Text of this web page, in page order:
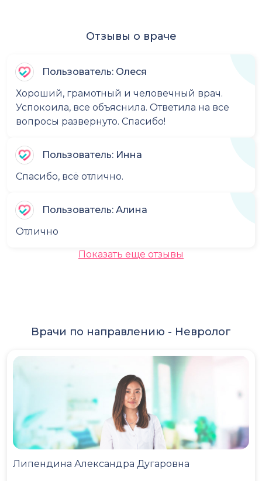
Отзывы о враче
Пользователь: Олеся
Хороший, грамотный и человечный врач.
Успокоила, все объяснила. Ответила на все
вопросы развернуто. Спасибо!
Пользователь: Инна
Спасибо, всё отлично.
Пользователь: Алина
Отлично
Показать еще отзывы
Врачи по направлению - Невролог
Липендина Александра Дугаровна